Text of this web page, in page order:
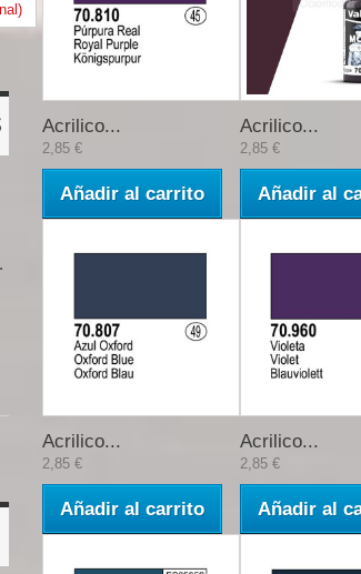
Acrilico...
2,85 €
Añadir al carrito
Acrilico...
2,85 €
Añadir al
Acrilico...
2,85 €
Añadir al carrito
Acrilico...
2,85 €
Añadir al